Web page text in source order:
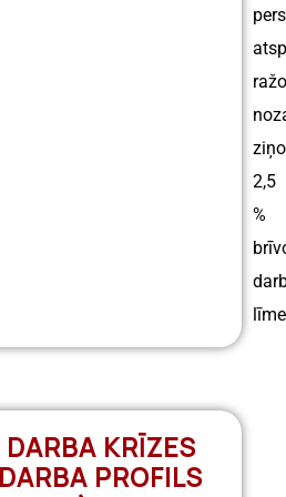
2,5
%
KRĪZES
PROFILS